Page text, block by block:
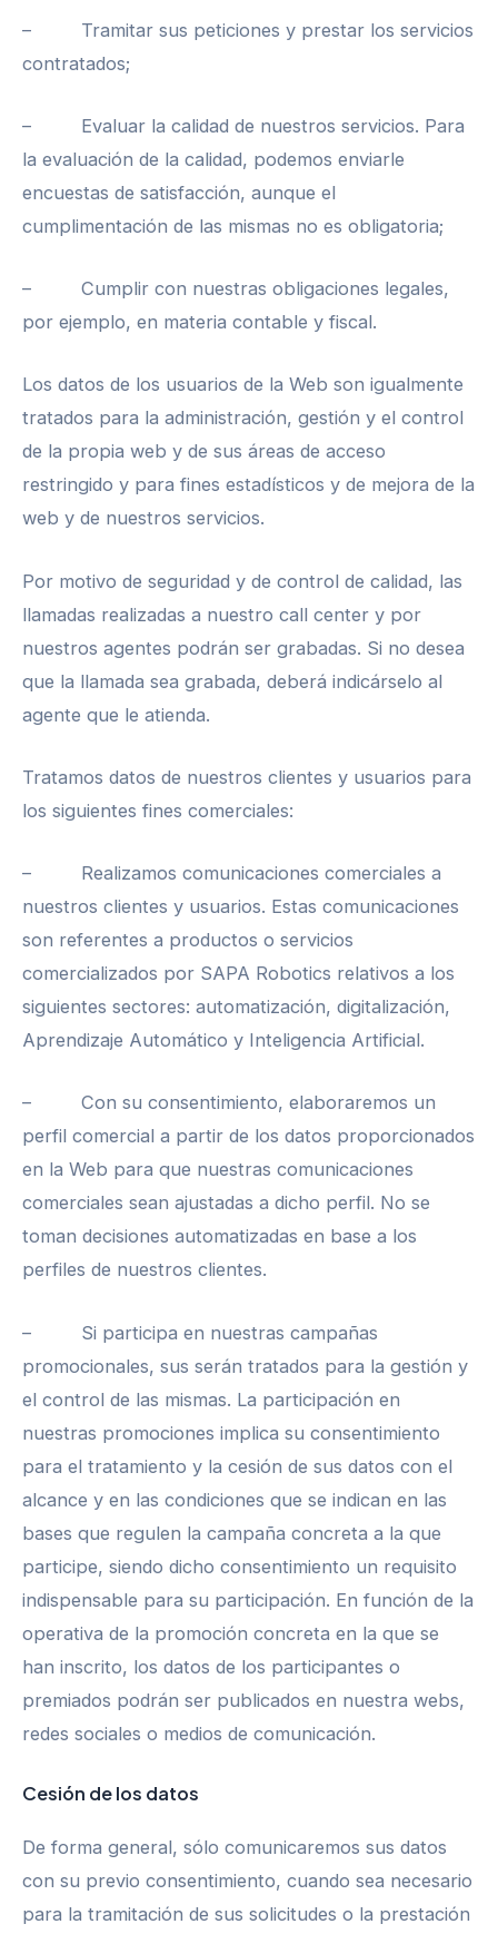
– Tramitar sus peticiones y prestar los servicios
contratados;
– Evaluar la calidad de nuestros servicios. Para
la evaluación de la calidad, podemos enviarle
encuestas de satisfacción, aunque el
cumplimentación de las mismas no es obligatoria;
– Cumplir con nuestras obligaciones legales,
por ejemplo, en materia contable y fiscal.
Los datos de los usuarios de la Web son igualmente
tratados para la administración, gestión y el control
de la propia web y de sus áreas de acceso
restringido y para fines estadísticos y de mejora de la
web y de nuestros servicios.
Por motivo de seguridad y de control de calidad, las
llamadas realizadas a nuestro call center y por
nuestros agentes podrán ser grabadas. Si no desea
que la llamada sea grabada, deberá indicárselo al
agente que le atienda.
Tratamos datos de nuestros clientes y usuarios para
los siguientes fines comerciales:
– Realizamos comunicaciones comerciales a
nuestros clientes y usuarios. Estas comunicaciones
son referentes a productos o servicios
comercializados por SAPA Robotics relativos a los
siguientes sectores: automatización, digitalización,
Aprendizaje Automático y Inteligencia Artificial.
– Con su consentimiento, elaboraremos un
perfil comercial a partir de los datos proporcionados
en la Web para que nuestras comunicaciones
comerciales sean ajustadas a dicho perfil. No se
toman decisiones automatizadas en base a los
perfiles de nuestros clientes.
– Si participa en nuestras campañas
promocionales, sus serán tratados para la gestión y
el control de las mismas. La participación en
nuestras promociones implica su consentimiento
para el tratamiento y la cesión de sus datos con el
alcance y en las condiciones que se indican en las
bases que regulen la campaña concreta a la que
participe, siendo dicho consentimiento un requisito
indispensable para su participación. En función de la
operativa de la promoción concreta en la que se
han inscrito, los datos de los participantes o
premiados podrán ser publicados en nuestra webs,
redes sociales o medios de comunicación.
Cesión de los datos
De forma general, sólo comunicaremos sus datos
con su previo consentimiento, cuando sea necesario
para la tramitación de sus solicitudes o la prestación